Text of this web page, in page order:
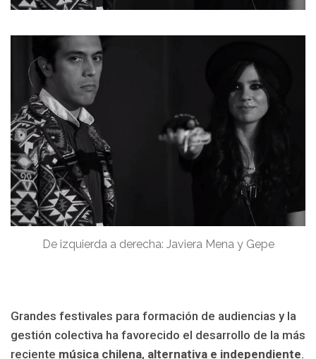
De izquierda a derecha: Javiera Mena y Gepe
Grandes festivales para formación de audiencias y la
gestión colectiva ha favorecido el desarrollo de la más
reciente música chilena, alternativa e independiente.